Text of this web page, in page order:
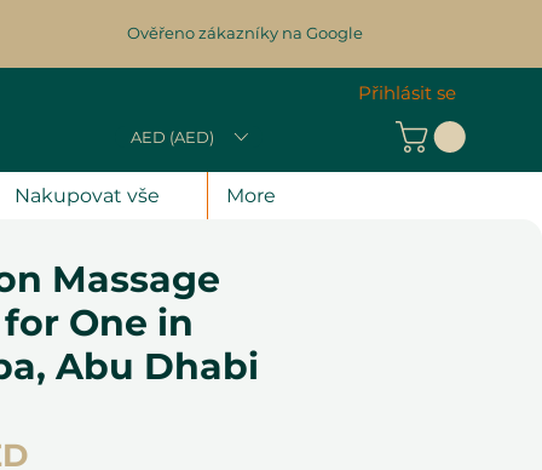
Ověřeno zákazníky na Google
AED (AED)
Přihlásit se
Nakupovat vše More
Massage
One in
Abu Dhabi
Cena